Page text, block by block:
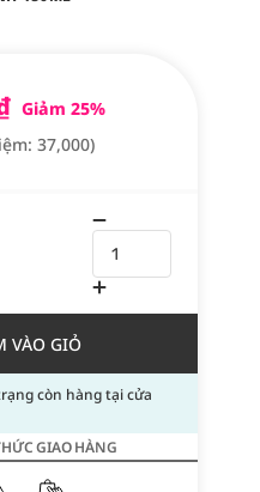
Giảm 25%
37,000)
VÀO GIỎ
còn hàng tại cửa
GIAO HÀNG